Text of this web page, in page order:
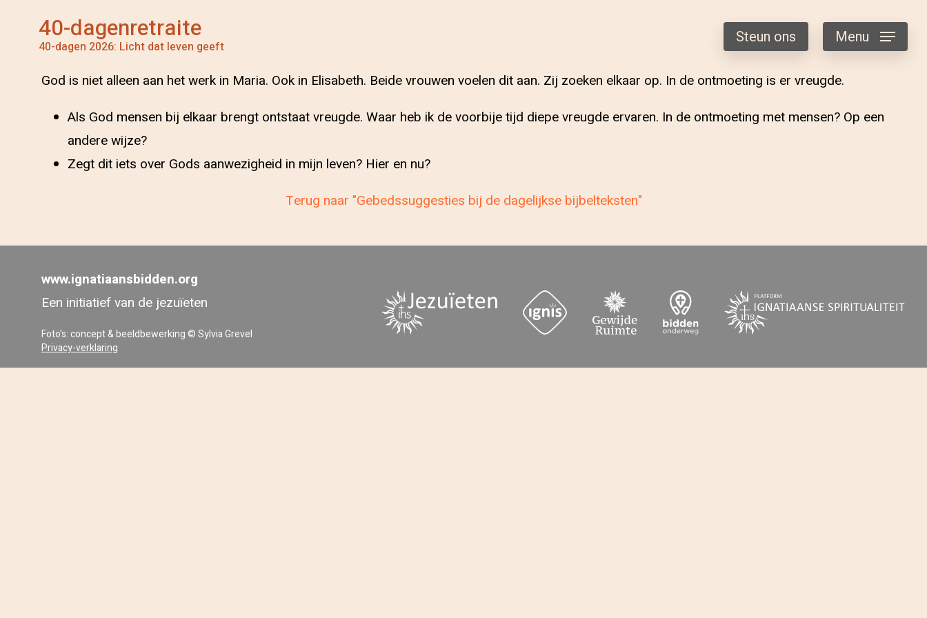
40-dagenretraite
40-dagen 2026: Licht dat leven geeft Steun ons Menu
God is niet alleen aan het werk in Maria. Ook in Elisabeth. Beide vrouwen voelen dit aan. Zij zoeken elkaar op. In de ontmoeting is er vreugde.
Als God mensen bij elkaar brengt ontstaat vreugde. Waar heb ik de voorbije tijd diepe vreugde ervaren. In de ontmoeting met mensen? Op een
andere wijze?
Zegt dit iets over Gods aanwezigheid in mijn leven? Hier en nu?
Terug naar "Gebedssuggesties bij de dagelijkse bijbelteksten"
www.ignatiaansbidden.org
Een initiatief van de jezuïeten
Foto's: concept & beeldbewerking © Sylvia Grevel
Privacy-verklaring